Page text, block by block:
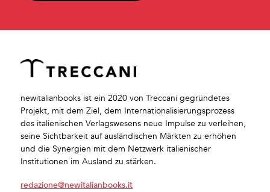
newitalianbooks ist ein 2020 von Treccani gegründetes
Projekt, mit dem Ziel, dem Internationalisierungsprozess
des italienischen Verlagswesens neue Impulse zu verleihen,
seine Sichtbarkeit auf ausländischen Märkten zu erhöhen
und die Synergien mit dem Netzwerk italienischer
Institutionen im Ausland zu stärken.
redazione@newitalianbooks.it